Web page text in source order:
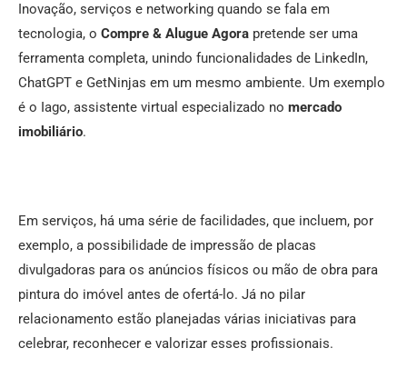
Inovação, serviços e networking quando se fala em
tecnologia, o Compre & Alugue Agora pretende ser uma
ferramenta completa, unindo funcionalidades de LinkedIn,
ChatGPT e GetNinjas em um mesmo ambiente. Um exemplo
é o Iago, assistente virtual especializado no mercado
imobiliário.
Em serviços, há uma série de facilidades, que incluem, por
exemplo, a possibilidade de impressão de placas
divulgadoras para os anúncios físicos ou mão de obra para
pintura do imóvel antes de ofertá-lo. Já no pilar
relacionamento estão planejadas várias iniciativas para
celebrar, reconhecer e valorizar esses profissionais.